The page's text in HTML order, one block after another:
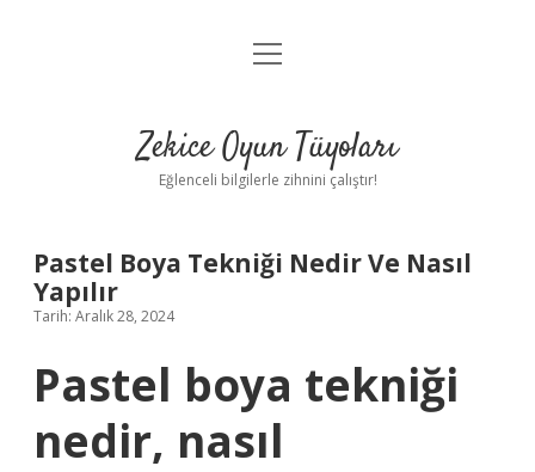
Anasayfa
Yasal Uyarı
menüyü
Zekice Oyun Tüyoları
Eğlenceli bilgilerle zihnini çalıştır!
Pastel Boya Tekniği Nedir Ve Nasıl
Yapılır
Tarih: Aralık 28, 2024
Pastel boya tekniği
nedir, nasıl